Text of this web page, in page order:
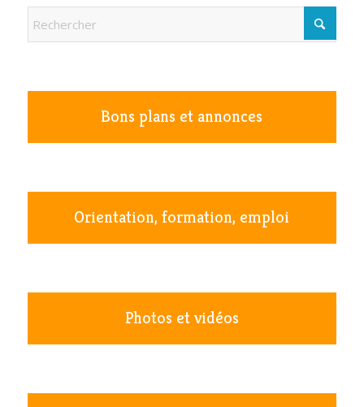
Bons plans et annonces
Orientation, formation, emploi
Photos et vidéos